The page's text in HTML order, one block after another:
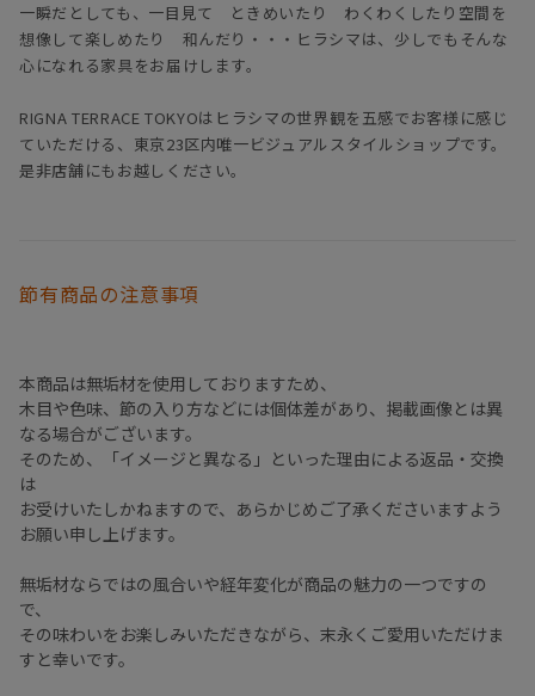
一瞬だとしても、一目見て ときめいたり わくわくしたり空間を
想像して楽しめたり 和んだり・・・ヒラシマは、少しでもそんな
心になれる家具をお届けします。
RIGNA TERRACE TOKYOはヒラシマの世界観を五感でお客様に感じ
ていただける、東京23区内唯一ビジュアルスタイルショップです。
是非店舗にもお越しください。
節有商品の注意事項
本商品は無垢材を使用しておりますため、
木目や色味、節の入り方などには個体差があり、掲載画像とは異
なる場合がございます。
そのため、「イメージと異なる」といった理由による返品・交換
は
お受けいたしかねますので、あらかじめご了承くださいますよう
お願い申し上げます。
無垢材ならではの風合いや経年変化が商品の魅力の一つですの
で、
その味わいをお楽しみいただきながら、末永くご愛用いただけま
すと幸いです。